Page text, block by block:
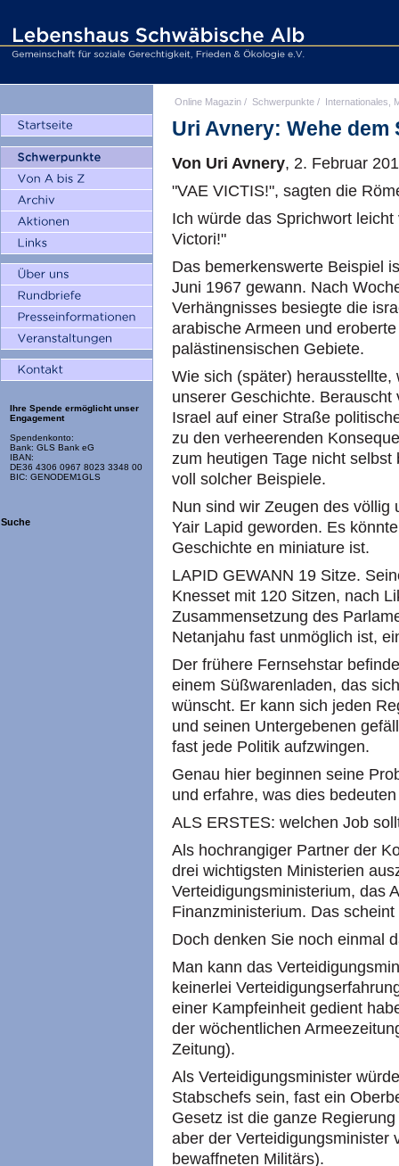
Ihre Spende ermöglicht unser
Engagement
Spendenkonto:
Bank: GLS Bank eG
IBAN:
DE36 4306 0967 8023 3348 00
BIC: GENODEM1GLS
Suche
Online Magazin / Schwerpunkte / Internationales,
Uri Avnery: Wehe dem
Von Uri Avnery, 2. Februar
"VAE VICTIS!", sagten die
Ich würde das Sprichwort
Victori!"
Das bemerkenswerte Beispiel
Juni 1967 gewann. Nach
Verhängnisses besiegte die
arabische Armeen und
palästinensischen Gebiete.
Wie sich (später)
unserer Geschichte.
Israel auf einer Straße
zu den verheerenden
zum heutigen Tage nicht
voll solcher Beispiele.
Nun sind wir Zeugen des völlig
Yair Lapid geworden. Es
Geschichte en miniature ist.
LAPID GEWANN 19 Sitze.
Knesset mit 120 Sitzen, nach
Zusammensetzung des
Netanjahu fast unmöglich ist,
Der frühere Fernsehstar
einem Süßwarenladen, das
wünscht. Er kann sich jeden
und seinen Untergebenen
fast jede Politik aufzwingen.
Genau hier beginnen seine
und erfahre, was dies
ALS ERSTES: welchen Job
Als hochrangiger Partner der
drei wichtigsten Ministerien
Verteidigungsministerium, das
Finanzministerium. Das
Doch denken Sie noch einmal
Man kann das
keinerlei
einer Kampfeinheit gedient
der wöchentlichen
Zeitung).
Als Verteidigungsminister
Stabschefs sein, fast ein
Gesetz ist die ganze
aber der Verteidigungsminister
bewaffneten Militärs).